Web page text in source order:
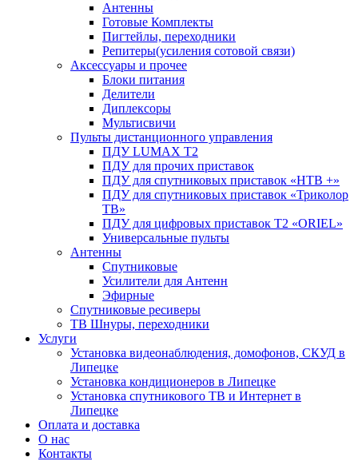
Антенны
Готовые Комплекты
Пигтейлы, переходники
Репитеры(усиления сотовой связи)
Аксессуары и прочее
Блоки питания
Делители
Диплексоры
Мультисвичи
Пульты дистанционного управления
ПДУ LUMAX Т2
ПДУ для прочих приставок
ПДУ для спутниковых приставок «НТВ +»
ПДУ для спутниковых приставок «Триколор
ТВ»
ПДУ для цифровых приставок Т2 «ORIEL»
Универсальные пульты
Антенны
Спутниковые
Усилители для Антенн
Эфирные
Спутниковые ресиверы
ТВ Шнуры, переходники
Услуги
Установка видеонаблюдения, домофонов, СКУД в
Липецке
Установка кондиционеров в Липецке
Установка спутникового ТВ и Интернет в
Липецке
Оплата и доставка
О нас
Контакты